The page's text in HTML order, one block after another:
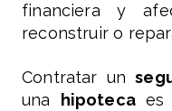
financiera y
reconstruir o
Contratar un
una
hipotecaes